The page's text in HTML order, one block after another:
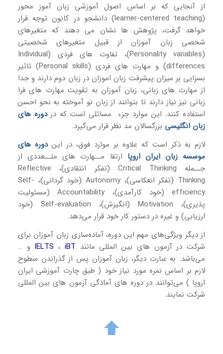
از آنجایی که بر اساس اصول آموزشی زبان آموز محور
(learner-centered teaching) دانشجو در کانون توجه قرار
خواهد گرفت، پژوهش ها نشان می دهند که متغیرهای
شخصی زبان آموزان از قبیل متغیرهای شخصیتی
(Personality variables)، تفاوت های فردی (Individual
differences) و مهارت های فردی (Personal skills) تاثیر
بسزایی بر میزان پیشرفت زبان اموزان در زبان دوم دارند و جدا
از مهارت های زبانی، زبان آموزان به تقویت مهارت های فرا
زبانی نیز نیاز دارند تا بتوانند از زبان نو آموخته به نحو احسن
استفاده کنند. این موارد جزء مسائلی است که دردوره های
زبان انگلیسی بزرگسالان مد نظر قرار می‌گیرد.
لازم به ذکر است که علاوه بر موارد فوق، در ایندوره های
موسسه زبان ایران اروپا ارتقا مــهارت های متــعددی از
جــمله Critical Thinking (تفکر انتقادی)، Reflective
Thinking (تفکر انعکاسی)، Autonomy (خود گردانی)، Self-
efficiency (خود کارآمدی)، Accountability (مسئولیت
پذیری)، Motivation (انگیزش)، Self-evaluation (خود
ارزیابی) و غیره در دستور کار خود قرار می‌دهد.
از دیگر ویژگی‌های مهم این دوره، آماده‌سازی زبان آموزان برای
شرکت در آزمون های بین المللی مانند
IELTS ، iBT
و …
می‌باشد. به عبارت دیگر، زبان آموزان پس از گذراندن سطوح
لازم بر اساس نمره مورد نیاز خود ( طبق چارت آموزشی ایران
اروپا ) می‌توانند در دوره های آمادگی آزمون های بین المللی
شرکت نمایند.